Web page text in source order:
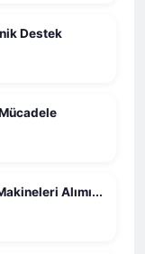
Destek
Alımı...